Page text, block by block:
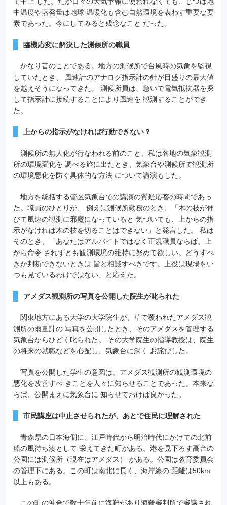
中温度や蒸発量は地球 温暖化も含む自然環境を表わす重要な要
素であった。今にしてみると残念なこと だった。
臨機応変に解決した測候所の職員
かなり昔のことである。地方の測候所で台風時の気象を監視
していたとき、 風速計のアナログ指示計の針が目盛りの最大値
を越えそうになってきた。 測候所員は、急いで電気抵抗器を探
して指示計に接続することにより風速を 観測することができ
た。
上からの指示がなければ行動できない？
測候所の無人化が行なわれる前のこと、私は各地の気象観測
所の環境変化を 調べる旅に出たとき、気象台や測候所で観測所
の環境悪化を防ぐ具体的な方法 について講演もした。
地方を統括する管区気象台での講演の質疑応答の時間であっ
た。職員のひとりが、 例えば測候所勤務のとき、「木の枝が伸
びて風速の観測に邪魔になっていると 気づいても、上からの指
示がなければ木の枝を切ることはできない」と発言した。 私は
そのとき、「あなたはアルバイトではなく正規職員ならば、上
から命令 されずとも観測環境の維持に努めて欲しい。どうすべ
きか判断できないときは 皆と相談すべきです。上役は現場をい
つも見ているわけではない」と応えた。
アメダス観測所の写真を公開した院生が叱られた
関東地方にある大学の大学院生が、草で覆われたアメダス観
測所の雨量計の 写真を公開したとき、そのアメダスを管理する
気象台からひどく叱られた。 その大学院生の指導教授は、院生
の将来の就職などを心配し、気象台に深く お詫びした。
写真を公開した学生の意図は、アメダス観測所の観測環境の
悪化を改善すべ きことを人々に知らせることであった。本来な
らば、公開まえに気象台に 知らせておけば良かった。
市民講座は中止させられたが、あとで住民に理解された
青森県の日本海側に、江戸時代から明治時代にかけての北前
船の風待ち湊として 栄えてきた町がある。港を見下ろす高台の
公園には測候所（現在はアメダス） がある。公園は教育委員会
の管理下にある。この町は南北に長く、海岸線の 距離は50km
以上もある。
この町の沖合で数十年前に海難があり海難審判所で審議され